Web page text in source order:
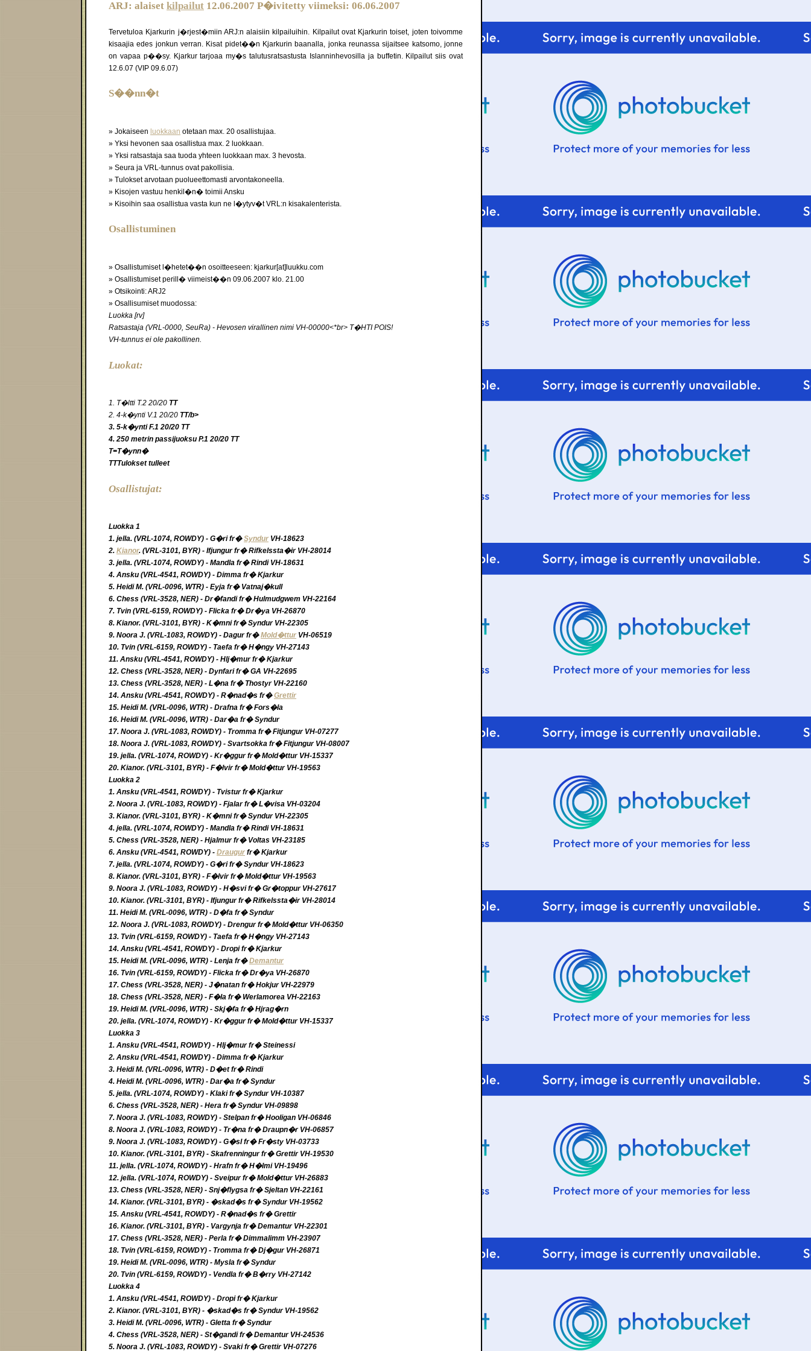
ARJ: alaiset kilpailut 12.06.2007 P�ivitetty viimeksi: 06.06.2007
Tervetuloa Kjarkurin j�rjest�miin ARJ:n alaisiin kilpailuihin. Kilpailut ovat Kjarkurin toiset, joten toivomme
kisaajia edes jonkun verran. Kisat pidet��n Kjarkurin baanalla, jonka reunassa sijaitsee katsomo, jonne
on vapaa p��sy. Kjarkur tarjoaa my�s talutusratsastusta Islanninhevosilla ja buffetin. Kilpailut siis ovat
12.6.07 (VIP 09.6.07)
S��nn�t
» Jokaiseen luokkaan otetaan max. 20 osallistujaa.
» Yksi hevonen saa osallistua max. 2 luokkaan.
» Yksi ratsastaja saa tuoda yhteen luokkaan max. 3 hevosta.
» Seura ja VRL-tunnus ovat pakollisia.
» Tulokset arvotaan puolueettomasti arvontakoneella.
» Kisojen vastuu henkil�n� toimii Ansku
» Kisoihin saa osallistua vasta kun ne l�ytyv�tVRL:n kisakalenterista.
Osallistuminen
» Osallistumiset l�hetet��n osoitteeseen: kjarkur[at]luukku.com
» Osallistumiset perill� viimeist��n 09.06.2007 klo. 21.00
» Otsikointi: ARJ2
» Osallisumiset muodossa:
Luokka [rv]
Ratsastaja (VRL-0000, SeuRa) - Hevosen virallinen nimi VH-00000<*br> T�HTI POIS!
VH-tunnus ei ole pakollinen.
Luokat:
1. T�ltti T.2 20/20 TT
2. 4-k�ynti V.1 20/20 TT/b>
3. 5-k�ynti F.1 20/20 TT
4. 250 metrin passijuoksu P.1 20/20 TT
T=T�ynn�
TTTulokset tulleet
Osallistujat:
Luokka 1
1. jella. (VRL-1074, ROWDY) - G�ri fr�Syndur VH-18623
2. Kianor. (VRL-3101, BYR) - Ifjungur fr� Rifkelssta�ir VH-28014
3. jella. (VRL-1074, ROWDY) - Mandla fr� Rindi VH-18631
4. Ansku (VRL-4541, ROWDY) - Dimma fr� Kjarkur
5. Heidi M. (VRL-0096, WTR) - Eyja fr� Vatnaj�kull
6. Chess (VRL-3528, NER) - Dr�fandi fr� Hulmudgwem VH-22164
7. Tvin (VRL-6159, ROWDY) - Flicka fr� Dr�ya VH-26870
8. Kianor. (VRL-3101, BYR) - K�mni fr� Syndur VH-22305
9. Noora J. (VRL-1083, ROWDY) - Dagur fr�Mold�ttur VH-06519
10. Tvin (VRL-6159, ROWDY) - Taefa fr� H�ngy VH-27143
11. Ansku (VRL-4541, ROWDY) - Hlj�mur fr� Kjarkur
12. Chess (VRL-3528, NER) - Dynfari fr� GA VH-22695
13. Chess (VRL-3528, NER) - L�na fr� Thostyr VH-22160
14. Ansku (VRL-4541, ROWDY) - R�nad�s fr�Grettir
15. Heidi M. (VRL-0096, WTR) - Drafna fr� Fors�la
16. Heidi M. (VRL-0096, WTR) - Dar�a fr� Syndur
17. Noora J. (VRL-1083, ROWDY) - Tromma fr� Fitjungur VH-07277
18. Noora J. (VRL-1083, ROWDY) - Svartsokka fr� Fitjungur VH-08007
19. jella. (VRL-1074, ROWDY) - Kr�ggur fr� Mold�ttur VH-15337
20. Kianor. (VRL-3101, BYR) - F�lvir fr� Mold�ttur VH-19563
Luokka 2
1. Ansku (VRL-4541, ROWDY) - Tvistur fr� Kjarkur
2. Noora J. (VRL-1083, ROWDY) - Fjalar fr� L�visa VH-03204
3. Kianor. (VRL-3101, BYR) - K�mni fr� Syndur VH-22305
4. jella. (VRL-1074, ROWDY) - Mandla fr� Rindi VH-18631
5. Chess (VRL-3528, NER) - Hjalmur fr� Voltas VH-23185
6. Ansku (VRL-4541, ROWDY) - Draugur fr� Kjarkur
7. jella. (VRL-1074, ROWDY) - G�ri fr� Syndur VH-18623
8. Kianor. (VRL-3101, BYR) - F�lvir fr� Mold�ttur VH-19563
9. Noora J. (VRL-1083, ROWDY) - H�svi fr� Gr�toppur VH-27617
10. Kianor. (VRL-3101, BYR) - Ifjungur fr� Rifkelssta�ir VH-28014
11. Heidi M. (VRL-0096, WTR) - D�fa fr� Syndur
12. Noora J. (VRL-1083, ROWDY) - Drengur fr� Mold�ttur VH-06350
13. Tvin (VRL-6159, ROWDY) - Taefa fr� H�ngy VH-27143
14. Ansku (VRL-4541, ROWDY) - Dropi fr� Kjarkur
15. Heidi M. (VRL-0096, WTR) - Lenja fr�Demantur
16. Tvin (VRL-6159, ROWDY) - Flicka fr� Dr�ya VH-26870
17. Chess (VRL-3528, NER) - J�natan fr� Hokjur VH-22979
18. Chess (VRL-3528, NER) - F�la fr� Werlamorea VH-22163
19. Heidi M. (VRL-0096, WTR) - Skj�fa fr� Hjrag�rn
20. jella. (VRL-1074, ROWDY) - Kr�ggur fr� Mold�ttur VH-15337
Luokka 3
1. Ansku (VRL-4541, ROWDY) - Hlj�mur fr� Steinessi
2. Ansku (VRL-4541, ROWDY) - Dimma fr� Kjarkur
3. Heidi M. (VRL-0096, WTR) - D�et fr� Rindi
4. Heidi M. (VRL-0096, WTR) - Dar�a fr� Syndur
5. jella. (VRL-1074, ROWDY) - Klaki fr� Syndur VH-10387
6. Chess (VRL-3528, NER) - Hera fr� Syndur VH-09898
7. Noora J. (VRL-1083, ROWDY) - Stelpan fr� Hooligan VH-06846
8. Noora J. (VRL-1083, ROWDY) - Tr�na fr� Draupn�r VH-06857
9. Noora J. (VRL-1083, ROWDY) - G�sl fr� Fr�sty VH-03733
10. Kianor. (VRL-3101, BYR) - Skafrenningur fr� Grettir VH-19530
11. jella. (VRL-1074, ROWDY) - Hrafn fr� H�lmi VH-19496
12. jella. (VRL-1074, ROWDY) - Sveipur fr� Mold�ttur VH-26883
13. Chess (VRL-3528, NER) - Snj�flygsa fr� Sjeltan VH-22161
14. Kianor. (VRL-3101, BYR) - �skad�s fr� Syndur VH-19562
15. Ansku (VRL-4541, ROWDY) - R�nad�s fr� Grettir
16. Kianor. (VRL-3101, BYR) - Vargynja fr� Demantur VH-22301
17. Chess (VRL-3528, NER) - Perla fr� Dimmalimm VH-23907
18. Tvin (VRL-6159, ROWDY) - Tromma fr� Dj�gur VH-26871
19. Heidi M. (VRL-0096, WTR) - Mysla fr� Syndur
20. Tvin (VRL-6159, ROWDY) - Vendla fr� B�rry VH-27142
Luokka 4
1. Ansku (VRL-4541, ROWDY) - Dropi fr� Kjarkur
2. Kianor. (VRL-3101, BYR) - �skad�s fr� Syndur VH-19562
3. Heidi M. (VRL-0096, WTR) - Gletta fr� Syndur
4. Chess (VRL-3528, NER) - St�gandi fr� Demantur VH-24536
5. Noora J. (VRL-1083, ROWDY) - Svaki fr� Grettir VH-07276